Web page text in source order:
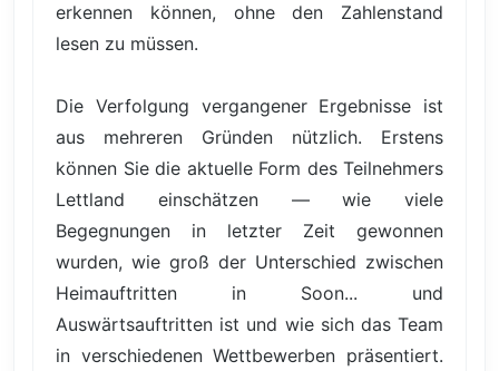
erkennen können, ohne den Zahlenstand
lesen zu müssen.
Die Verfolgung vergangener Ergebnisse ist
aus mehreren Gründen nützlich. Erstens
können Sie die aktuelle Form des Teilnehmers
Lettland einschätzen — wie viele
Begegnungen in letzter Zeit gewonnen
wurden, wie groß der Unterschied zwischen
Heimauftritten in Soon... und
Auswärtsauftritten ist und wie sich das Team
in verschiedenen Wettbewerben präsentiert.